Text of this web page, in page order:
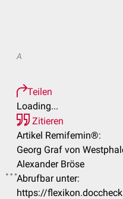
A
Teilen
Loading...
Zitieren
Artikel Remifemin®:
Georg Graf von
Alexander Bröse
Abrufbar unter:
https://